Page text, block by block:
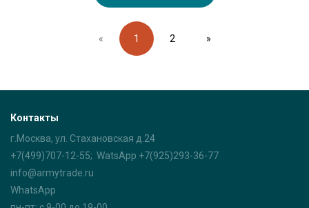
« 1 2 »
Контакты
г.Москва, ул. Стахановская д.24
+7(499)707-12-55; WatsApp +7(925)293-36-77
info@armytrade.ru
WhatsApp